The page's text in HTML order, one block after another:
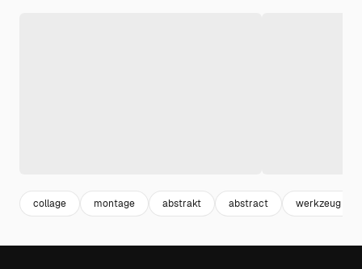
collage montage abstrakt abstract werkzeug